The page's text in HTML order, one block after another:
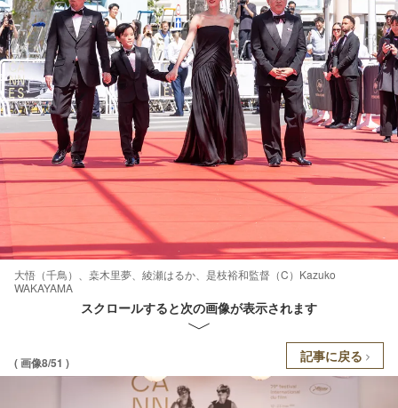
大悟（千鳥）、桒木里夢、綾瀬はるか、是枝裕和監督（C）Kazuko
WAKAYAMA
スクロールすると次の画像が表示されます
( 画像8/51 ) 記事に戻る